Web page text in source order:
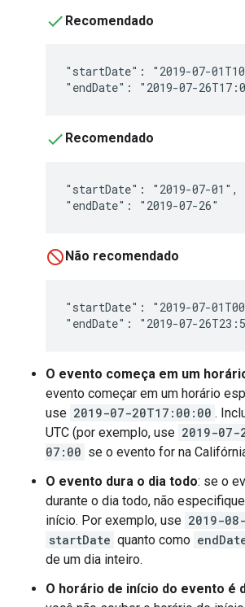
Recomendado
"startDate": "2019-07-
"endDate": "2019-07-
Recomendado
"startDate": "2019-07-01",
"endDate": "2019-07-26"
Não recomendado
"startDate": "2019-07-
"endDate": "2019-07-
O evento começa em um
evento começar em um horário
use 2019-07-20T17:00:00 .
UTC (por exemplo, use 2019-07-
07:00 se o evento for na
O evento dura o dia todo: se o
durante o dia todo, não
início. Por exemplo, use 2019-
startDate quanto como
de um dia inteiro.
O horário de início do evento é